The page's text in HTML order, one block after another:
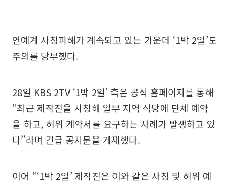
연예계 사칭피해가 계속되고 있는 가운데 ‘1박 2일’도
주의를 당부했다.
28일 KBS 2TV ‘1박 2일’ 측은 공식 홈페이지를 통해
“최근 제작진을 사칭해 일부 지역 식당에 단체 예약
을 하고, 허위 계약서를 요구하는 사례가 발생하고 있
다”라며 긴급 공지문을 게재했다.
이어 “‘1박 2일’ 제작진은 이와 같은 사칭 및 허위 예